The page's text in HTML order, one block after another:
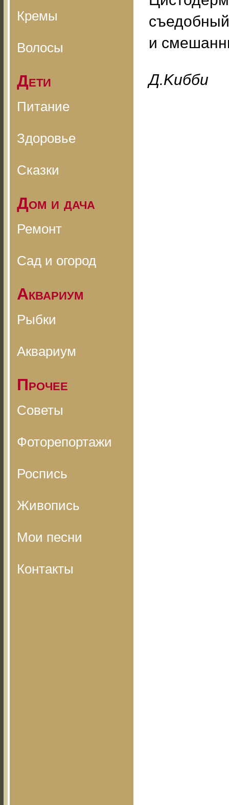
Кремы
Волосы
Дети
Питание
Здоровье
Сказки
Дом и дача
Ремонт
Сад и огород
Аквариум
Рыбки
Аквариум
Прочее
Советы
Фоторепортажи
Роспись
Живопись
Мои песни
Контакты
и
Д.Kибби